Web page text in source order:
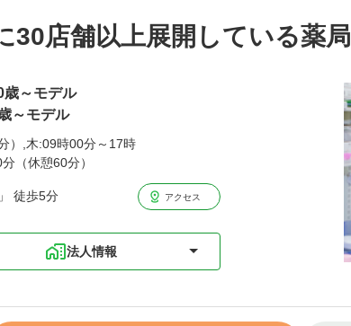
30店舗以上展開している薬局
歳～モデル
～モデル
）,木:09時00分～17時
（休憩60分）
徒歩5分 アクセス
法人情報